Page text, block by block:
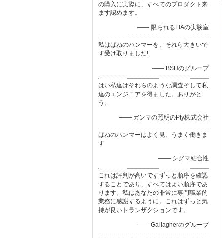
の購入に実際に、すべてのプロダクト来
ます認めます。
—— 限られるLIAの実験室
私はばねのハンマーを、それら大きいで
す受け取りました!
—— BSHのグループ
はい私達はそれらのような調査そして私
達のエンジニアを得ました。ありがと
う。
—— ガンマの照明のPty株式会社
ばねのハンマーはよく見、うまく働きま
す
—— シグマ結合性
これは評判が高いですずっと順序を確認
することであり、すべてはよい順序であ
ります。私はあなたの非常に専門職業的
業務に感謝するように。これはずっと気
持が良いトランザクションです。
—— Gallagherのグループ